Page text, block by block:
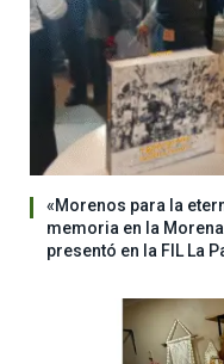
«Morenos para la
memoria en la
presentó en la FIL La